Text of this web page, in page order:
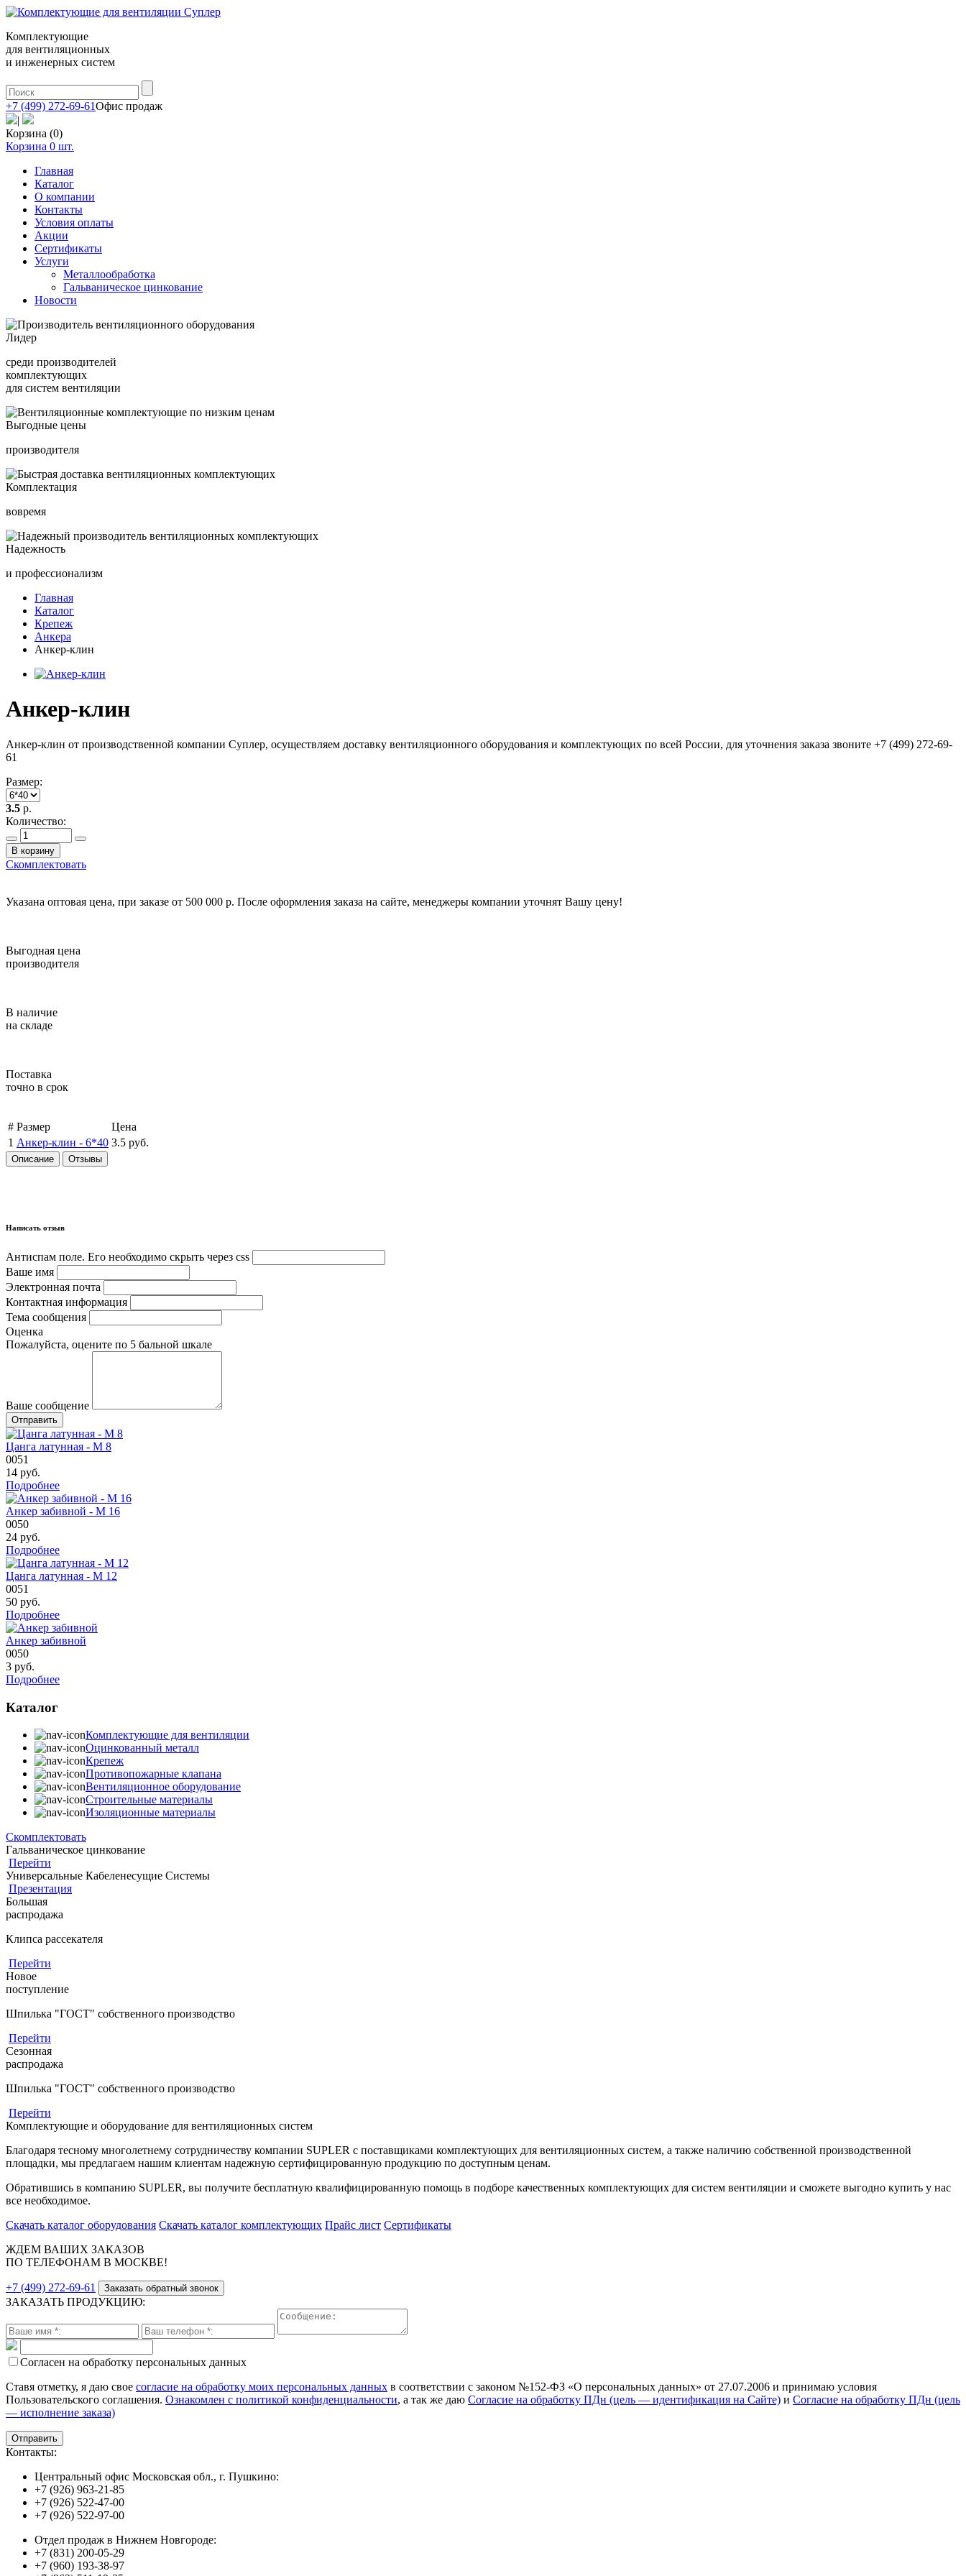
Комплектующие
для вентиляционных
и инженерных систем
+7 (499) 272-69-61Офис продаж
|
Корзина (0)
Корзина 0 шт.
Главная
Каталог
О компании
Контакты
Условия оплаты
Акции
Сертификаты
Услуги
Металлообработка
Гальваническое цинкование
Новости
Лидер
среди производителей
комплектующих
для систем вентиляции
Выгодные цены
производителя
Комплектация
вовремя
Надежность
и профессионализм
Главная
Каталог
Крепеж
Анкера
Анкер-клин
Анкер-клин
Анкер-клин от производственной компании Суплер, осуществляем доставку вентиляционного оборудования и комплектующих по всей России, для уточнения заказа звоните +7 (499) 272-69-
61
Размер:
3.5 р.
Количество:
В корзину
Скомплектовать
Указана оптовая цена, при заказе от 500 000 р. После оформления заказа на сайте, менеджеры компании уточнят Вашу цену!
Выгодная цена
производителя
В наличие
на складе
Поставка
точно в срок
# Размер
Цена
1 Анкер-клин - 6*40 3.5 руб.
Описание Отзывы
Написать отзыв
Антиспам поле. Его необходимо скрыть через css
Ваше имя
Электронная почта
Контактная информация
Тема сообщения
Оценка
Пожалуйста, оцените по 5 бальной шкале
Ваше сообщение
Цанга латунная - М 8
0051
14 руб.
Подробнее
Анкер забивной - М 16
0050
24 руб.
Подробнее
Цанга латунная - М 12
0051
50 руб.
Подробнее
Анкер забивной
0050
3 руб.
Подробнее
Каталог
Комплектующие для вентиляции
Оцинкованный металл
Крепеж
Противопожарные клапана
Вентиляционное оборудование
Строительные материалы
Изоляционные материалы
Скомплектовать
Гальваническое цинкование
Перейти
Универсальные Кабеленесущие Системы
Презентация
Большая
распродажа
Клипса рассекателя
Перейти
Новое
поступление
Шпилька "ГОСТ" собственного производство
Перейти
Сезонная
распродажа
Шпилька "ГОСТ" собственного производство
Перейти
Комплектующие и оборудование для вентиляционных систем
Благодаря тесному многолетнему сотрудничеству компании SUPLER с поставщиками комплектующих для вентиляционных систем, а также наличию собственной производственной
площадки, мы предлагаем нашим клиентам надежную сертифицированную продукцию по доступным ценам.
Обратившись в компанию SUPLER, вы получите бесплатную квалифицированную помощь в подборе качественных комплектующих для систем вентиляции и сможете выгодно купить у нас
все необходимое.
Скачать каталог оборудования Скачать каталог комплектующих Прайс лист Сертификаты
ЖДЕМ ВАШИХ ЗАКАЗОВ
ПО ТЕЛЕФОНАМ В МОСКВЕ!
+7 (499) 272-69-61 Заказать обратный звонок
ЗАКАЗАТЬ ПРОДУКЦИЮ:
Согласен на обработку персональных данных
Ставя отметку, я даю свое согласие на обработку моих персональных данных в соответствии с законом №152-ФЗ «О персональных данных» от 27.07.2006 и принимаю условия
Пользовательского соглашения. Ознакомлен с политикой конфиденциальности, а так же даю Согласие на обработку ПДн (цель — идентификация на Сайте) и Согласие на обработку ПДн (цель
— исполнение заказа)
Контакты:
Центральный офис Московская обл., г. Пушкино:
+7 (926) 963-21-85
+7 (926) 522-47-00
+7 (926) 522-97-00
Отдел продаж в Нижнем Новгороде:
+7 (831) 200-05-29
+7 (960) 193-38-97